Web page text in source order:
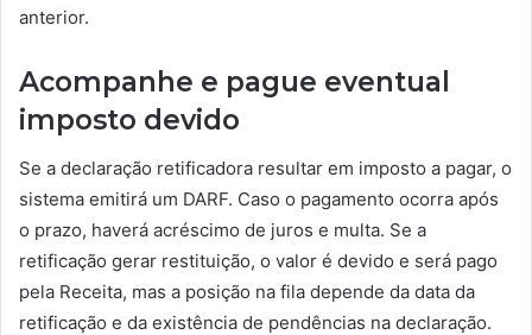
anterior.
Acompanhe e pague eventual
imposto devido
Se a declaração retificadora resultar em imposto a pagar, o
sistema emitirá um DARF. Caso o pagamento ocorra após
o prazo, haverá acréscimo de juros e multa. Se a
retificação gerar restituição, o valor é devido e será pago
pela Receita, mas a posição na fila depende da data da
retificação e da existência de pendências na declaração.